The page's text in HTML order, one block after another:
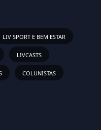
LIV SPORT E BEM ESTAR
LIVCASTS
COLUNISTAS